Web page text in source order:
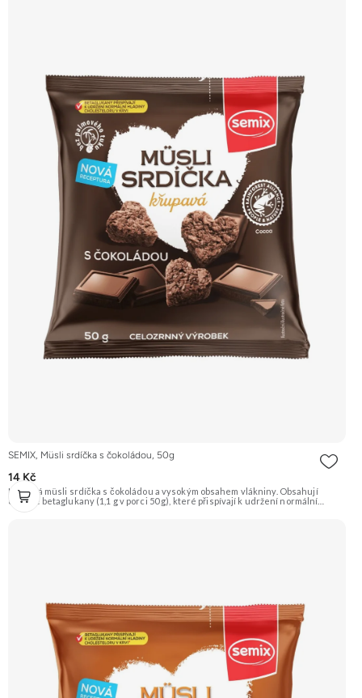
SEMIX, Müsli srdíčka s čokoládou, 50g
14 Kč
Křupavá müsli srdíčka s čokoládou a vysokým obsahem vlákniny. Obsahují
ovesné betaglukany (1,1 g v porci 50 g), které přispívají k udržení normální